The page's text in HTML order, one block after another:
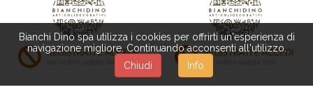
Bianchi Dino spa utilizza i cookies per offrirti un'esperienza di
navigazione migliore. Continuando acconsenti all'utilizzo.
Chiudi
Info